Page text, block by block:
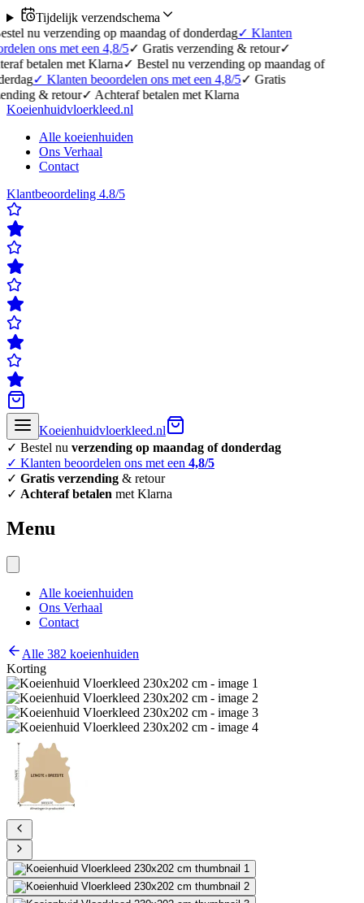
Tijdelijk verzendschema
op maandag of donderdag✓Klanten
met een 4,8/5✓Gratis verzending & retour✓
met Klarna✓Bestel nu verzending op maandag of
beoordelen ons met een 4,8/5✓Gratis
✓Achteraf betalen met Klarna
Koeienhuidvloerkleed.nl
Alle koeienhuiden
Ons Verhaal
Contact
Klantbeoordeling 4.8/5
Koeienhuidvloerkleed.nl
✓ Bestel nu verzending op maandag of donderdag
✓ Klanten beoordelen ons met een 4,8/5
✓ Gratis verzending & retour
✓ Achteraf betalen met Klarna
Menu
Alle koeienhuiden
Ons Verhaal
Contact
Alle 382 koeienhuiden
Korting